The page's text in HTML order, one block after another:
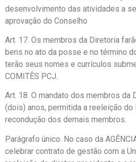
desenvolvimento das atividades a
aprovação do Conselho
Art. 17. Os membros da Diretoria
bens no ato da posse e no término
terão seus nomes e currículos
COMITÊS PCJ.
Art. 18. O mandato dos membros da
(dois) anos, permitida a reeleição
recondução dos demais membros.
Parágrafo único. No caso da
celebrar contrato de gestão com a